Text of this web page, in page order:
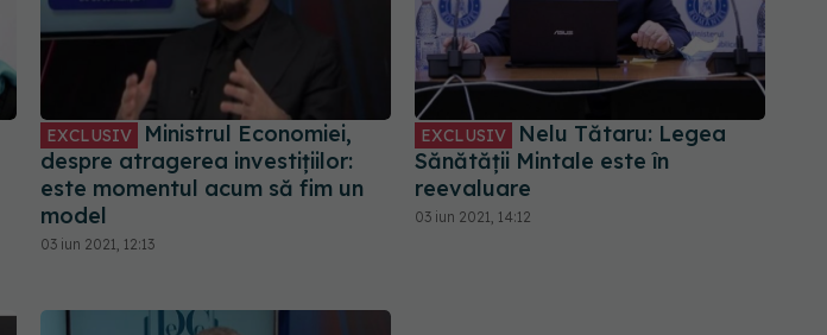
EXCLUSIV
Ministrul Economiei,
despre atragerea investițiilor:
este momentul acum să fim un
model
03 iun 2021, 12:13
EXCLUSIV
Nelu Tătaru: Legea
Sănătății Mintale este în
reevaluare
03 iun 2021, 14:12